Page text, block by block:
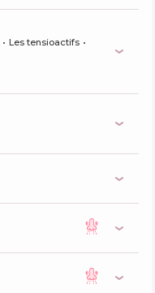
Les tensioactifs